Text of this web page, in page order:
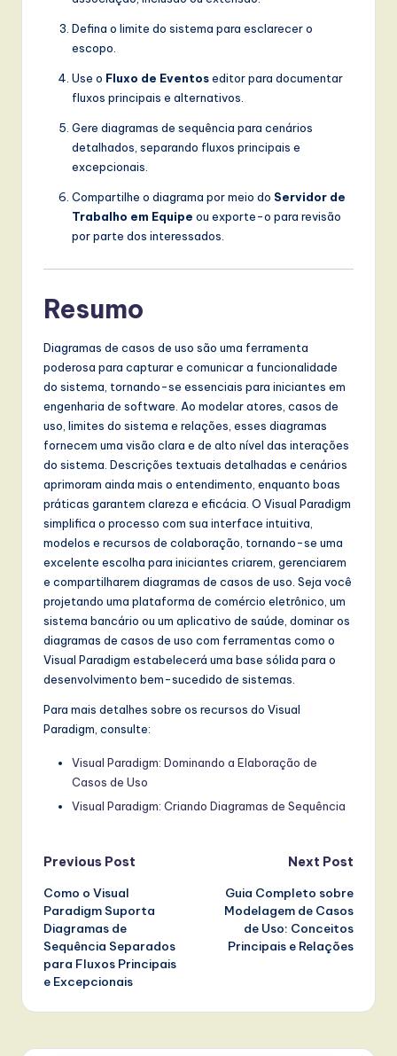
Defina o limite do sistema para esclarecer o
escopo.
Use o Fluxo de Eventoseditor para documentar
fluxos principais e alternativos.
Gere diagramas de sequência para cenários
detalhados, separando fluxos principais e
excepcionais.
Compartilhe o diagrama por meio do Servidor de
Trabalho em Equipe ou exporte-o para revisão
por parte dos interessados.
Resumo
Diagramas de casos de uso são uma ferramenta
poderosa para capturar e comunicar a funcionalidade
do sistema, tornando-se essenciais para iniciantes em
engenharia de software. Ao modelar atores, casos de
uso, limites do sistema e relações, esses diagramas
fornecem uma visão clara e de alto nível das interações
do sistema. Descrições textuais detalhadas e cenários
aprimoram ainda mais o entendimento, enquanto boas
práticas garantem clareza e eficácia. O Visual Paradigm
simplifica o processo com sua interface intuitiva,
modelos e recursos de colaboração, tornando-se uma
excelente escolha para iniciantes criarem, gerenciarem
e compartilharem diagramas de casos de uso. Seja você
projetando uma plataforma de comércio eletrônico, um
sistema bancário ou um aplicativo de saúde, dominar os
diagramas de casos de uso com ferramentas como o
Visual Paradigm estabelecerá uma base sólida para o
desenvolvimento bem-sucedido de sistemas.
Para mais detalhes sobre os recursos do Visual
Paradigm, consulte:
Visual Paradigm: Dominando a Elaboração de
Casos de Uso
Visual Paradigm: Criando Diagramas de Sequência
Post
navigation
Previous Post
Como o Visual
Paradigm Suporta
Diagramas de
Sequência Separados
para Fluxos Principais
e Excepcionais
Next Post
Guia Completo sobre
Modelagem de Casos
de Uso: Conceitos
Principais e Relações